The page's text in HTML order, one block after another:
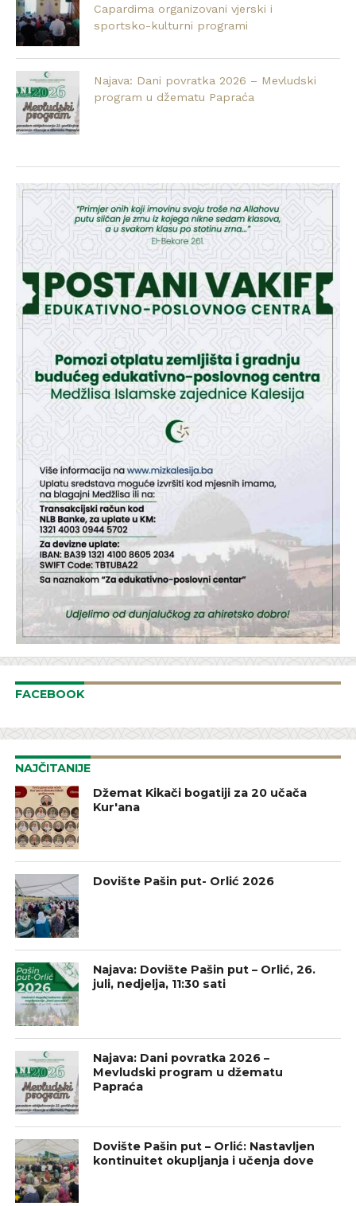
Capardima organizovani vjerski i
sportsko-kulturni programi
Najava: Dani povratka 2026 – Mevludski
program u džematu Papraća
FACEBOOK
NAJČITANIJE
Džemat Kikači bogatiji za 20 učača
Kur'ana
Dovište Pašin put- Orlić 2026
Najava: Dovište Pašin put – Orlić, 26.
juli, nedjelja, 11:30 sati
Najava: Dani povratka 2026 –
Mevludski program u džematu
Papraća
Dovište Pašin put – Orlić: Nastavljen
kontinuitet okupljanja i učenja dove